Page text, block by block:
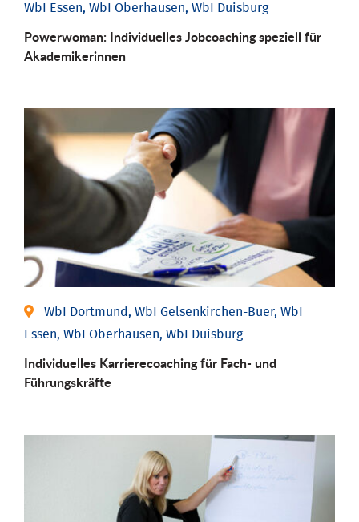
WbI Essen, WbI Oberhausen, WbI Duisburg
Powerwoman: Individu­elles Job­coaching speziell für
Aka­demiker­innen
WbI Dortmund, WbI Gelsenkirchen-Buer, WbI
Essen, WbI Oberhausen, WbI Duisburg
Individu­elles Karrierecoaching für Fach-­ und
Führungs­kräfte